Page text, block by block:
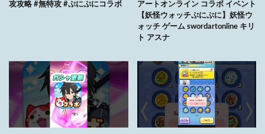
攻攻略 #無特攻 #ぷにぷにコラボ
アートオンライン コラボ イベント
【妖怪ウォッチぷにぷに】妖怪ウ
ォッチ ゲーム swordartonline キリ
ト アスナ